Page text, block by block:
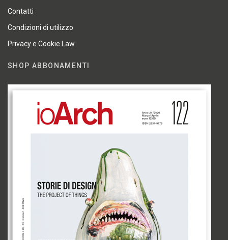
Contatti
Condizioni di utilizzo
Privacy e Cookie Law
SHOP ABBONAMENTI